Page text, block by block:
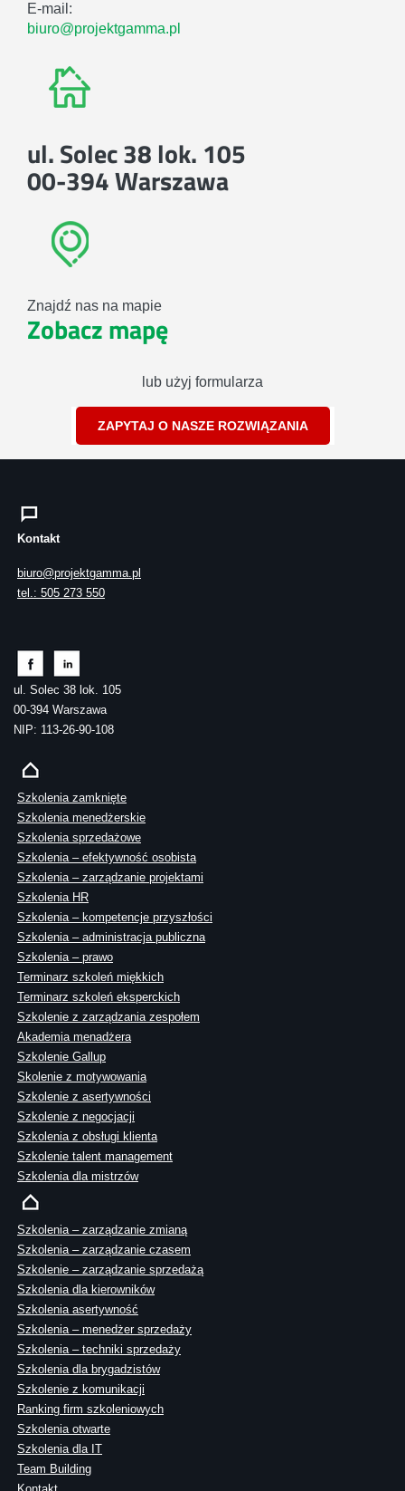
E-mail:
biuro@projektgamma.pl
ul. Solec 38 lok. 105
00-394 Warszawa
Znajdź nas na mapie
Zobacz mapę
lub użyj formularza
ZAPYTAJ O NASZE ROZWIĄZANIA
Kontakt
biuro@projektgamma.pl
tel.: 505 273 550
ul. Solec 38 lok. 105
00-394 Warszawa
NIP: 113-26-90-108
Szkolenia zamknięte
Szkolenia menedżerskie
Szkolenia sprzedażowe
Szkolenia – efektywność osobista
Szkolenia – zarządzanie projektami
Szkolenia HR
Szkolenia – kompetencje przyszłości
Szkolenia – administracja publiczna
Szkolenia – prawo
Terminarz szkoleń miękkich
Terminarz szkoleń eksperckich
Szkolenie z zarządzania zespołem
Akademia menadżera
Szkolenie Gallup
Skolenie z motywowania
Szkolenie z asertywności
Szkolenie z negocjacji
Szkolenia z obsługi klienta
Szkolenie talent management
Szkolenia dla mistrzów
Szkolenia – zarządzanie zmianą
Szkolenia – zarządzanie czasem
Szkolenie – zarządzanie sprzedażą
Szkolenia dla kierowników
Szkolenia asertywność
Szkolenia – menedżer sprzedaży
Szkolenia – techniki sprzedaży
Szkolenia dla brygadzistów
Szkolenie z komunikacji
Ranking firm szkoleniowych
Szkolenia otwarte
Szkolenia dla IT
Team Building